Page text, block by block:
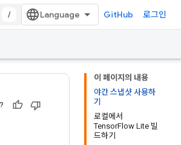
/ GitHub 로그인
이 페이지의 내용
야간 스냅샷 사용하
기
로컬에서
TensorFlow Lite 빌
드하기